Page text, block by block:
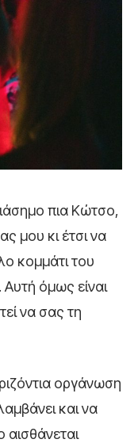
πια Κώτσο,
μου κι έτσι να
κομμάτι του
όμως είναι
να σας τη
οργάνωση
και να
αισθάνεται